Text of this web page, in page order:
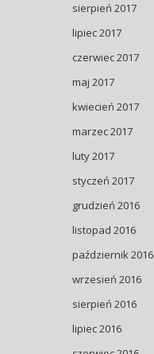
sierpień 2017
lipiec 2017
czerwiec 2017
maj 2017
kwiecień 2017
marzec 2017
luty 2017
styczeń 2017
grudzień 2016
listopad 2016
październik 2016
wrzesień 2016
sierpień 2016
lipiec 2016